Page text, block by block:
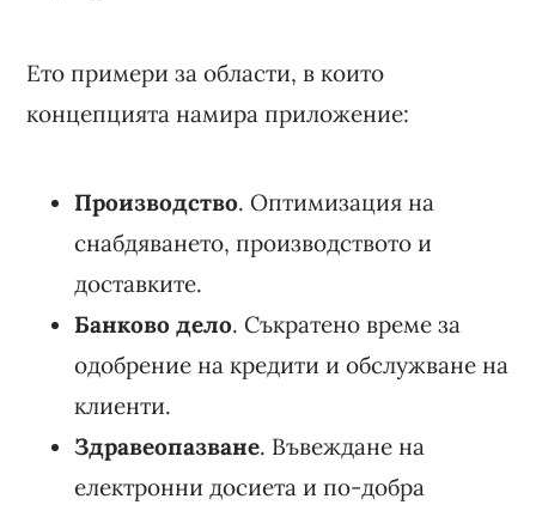
Ето примери за области, в които
концепцията намира приложение:
Производство. Оптимизация на
снабдяването, производството и
доставките.
Банково дело. Съкратено време за
одобрение на кредити и обслужване на
клиенти.
Здравеопазване. Въвеждане на
електронни досиета и по-добра